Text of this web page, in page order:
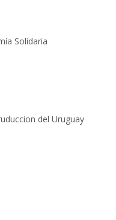
Solidaria
del Uruguay